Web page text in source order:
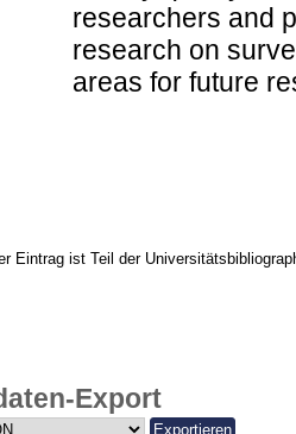
researchers and
research on
areas for future
Eintrag ist Teil der
Export